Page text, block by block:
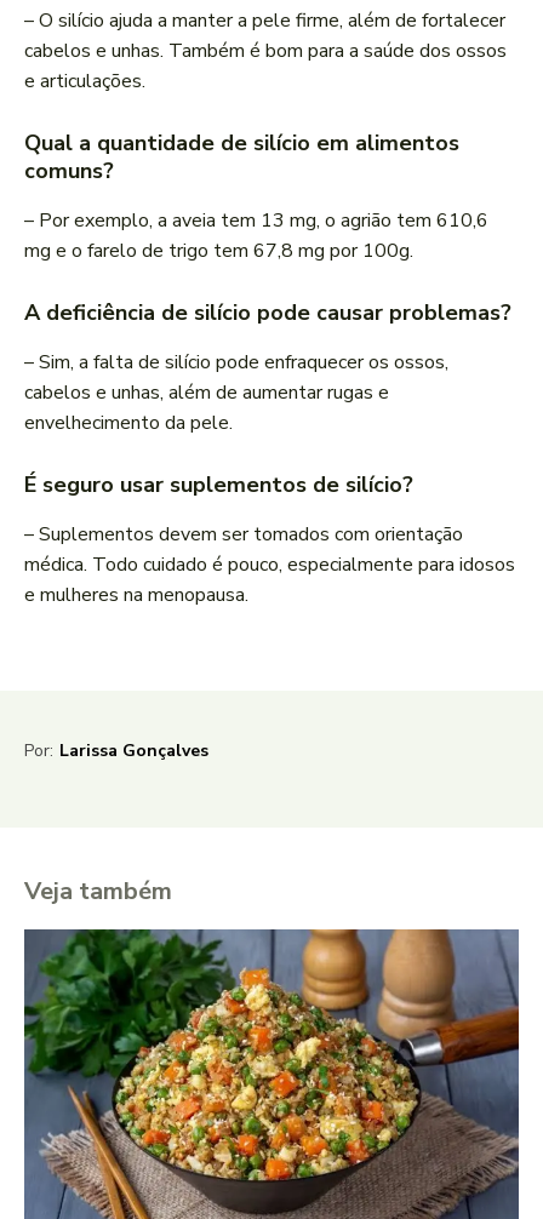
– O silício ajuda a manter a pele firme, além de fortalecer
cabelos e unhas. Também é bom para a saúde dos ossos
e articulações.
Qual a quantidade de silício em alimentos
comuns?
– Por exemplo, a aveia tem 13 mg, o agrião tem 610,6
mg e o farelo de trigo tem 67,8 mg por 100g.
A deficiência de silício pode causar problemas?
– Sim, a falta de silício pode enfraquecer os ossos,
cabelos e unhas, além de aumentar rugas e
envelhecimento da pele.
É seguro usar suplementos de silício?
– Suplementos devem ser tomados com orientação
médica. Todo cuidado é pouco, especialmente para idosos
e mulheres na menopausa.
Por: Larissa Gonçalves
Veja também